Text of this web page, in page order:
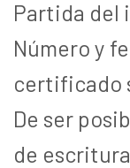
Partida del
Número y
certificado
De ser
de